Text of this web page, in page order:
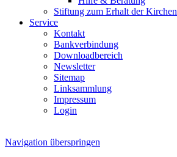
Stiftung zum Erhalt der Kirchen
Service
Kontakt
Bankverbindung
Downloadbereich
Newsletter
Sitemap
Linksammlung
Impressum
Login
Navigation überspringen